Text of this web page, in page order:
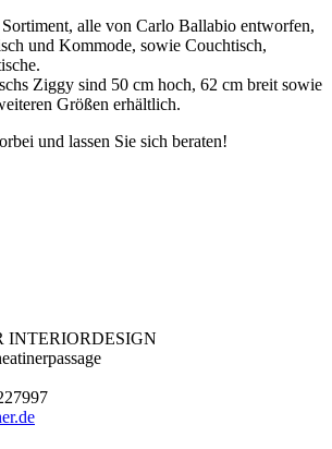
alle von Carlo Ballabio entworfen,
und Kommode, sowie Couchtisch,
Ziggy sind 50 cm hoch, 62 cm breit sowie
Größen erhältlich.
und lassen Sie sich beraten!
INTERIORDESIGN